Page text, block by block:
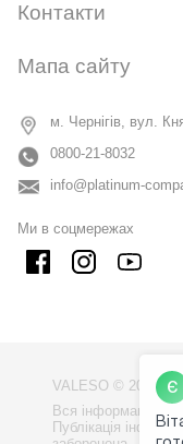
Контакти
Мапа сайту
м. Чернігів, вул.
0800-21-8032
info@platinum-
Ми в соцмережах
VALESO © 2009 -
Вся інформація на
Публікація